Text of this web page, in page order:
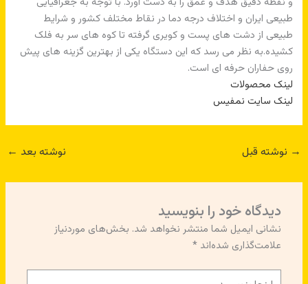
طبیعی ایران و اختلاف درجه دما در نقاط مختلف کشور و شرایط
طبیعی از دشت های پست و کویری گرفته تا کوه های سر به فلک
کشیده.به نظر می رسد که این دستگاه یکی از بهترین گزینه های پیش
روی حفاران حرفه ای است.
لینک محصولات
لینک سایت نمفیس
→ نوشته قبل نوشته بعد ←
دیدگاه‌ خود را بنویسید
نشانی ایمیل شما منتشر نخواهد شد. بخش‌های موردنیاز
علامت‌گذاری شده‌اند*